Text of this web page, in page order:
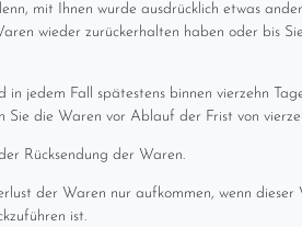
mit Ihnen wurde ausdrücklich etwas
wieder zurückerhalten haben oder bis
in jedem Fall spätestens binnen vierzehn
Sie die Waren vor Ablauf der Frist von
Rücksendung der Waren.
der Waren nur aufkommen, wenn
ist.